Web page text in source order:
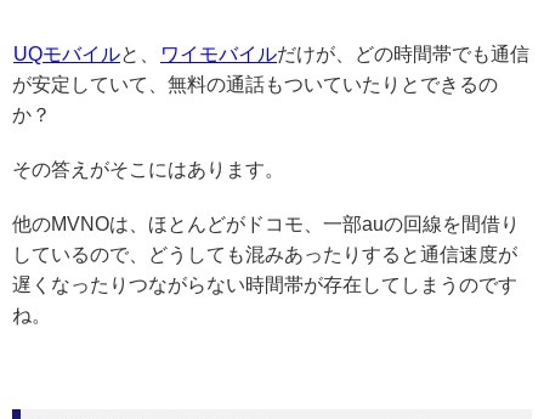
UQモバイルと、 ワイモバイルだけが、どの時間帯でも通信
が安定していて、無料の通話もついていたりとできるの
か？
その答えがそこにはあります。
他のMVNOは、ほとんどがドコモ、一部auの回線を間借り
しているので、どうしても混みあったりすると通信速度が
遅くなったりつながらない時間帯が存在してしまうのです
ね。